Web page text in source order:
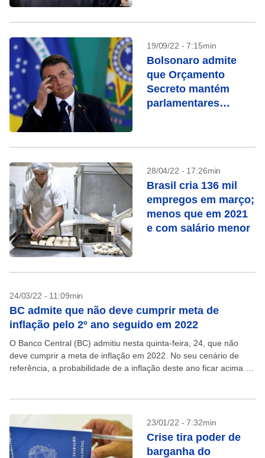
19/09/22 - 7:15min
Bolsonaro admite
que Orçamento
Secreto mantém
parlamentares
28/04/22 - 17:26min
Brasil cria 136 mil
empregos em março;
menos que em 2021
e com salário menor
24/03/22 - 11:09min
BC admite que não deve cumprir meta de
inflação pelo 2º ano seguido em 2022
O Banco Central (BC) admitiu nesta quinta-feira, 24, que não
deve cumprir a meta de inflação em 2022. No seu cenário de
referência, a probabilidade de a inflação deste ano ficar acima do
23/01/22 - 7:32min
Crise tira poder de
barganha do